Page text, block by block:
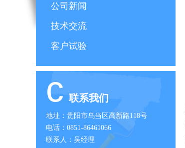
公司新闻
技术交流
客户试验
c 联系我们
地址：贵阳市乌当区高新路118号
电话：0851-86461066
联系人：吴经理